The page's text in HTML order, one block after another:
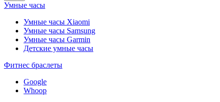
Умные часы
Умные часы Xiaomi
Умные часы Samsung
Умные часы Garmin
Детские умные часы
Фитнес браслеты
Google
Whoop